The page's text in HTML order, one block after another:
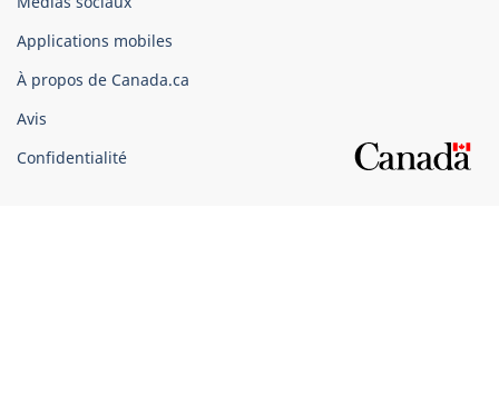
gouvernement
du
Canada
Applications mobiles
À propos de Canada.ca
Avis
Confidentialité